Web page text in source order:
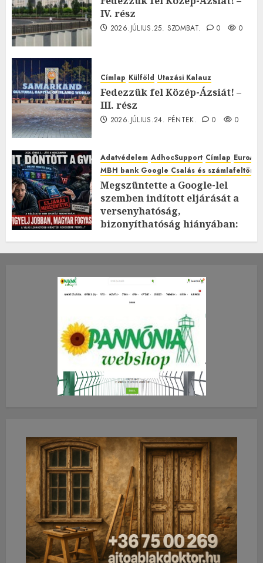
IV. rész
2026.JÚLIUS.25. SZOMBAT. 0 0
Címlap Külföld Utazási Kalauz
Fedezzük fel Közép-Ázsiát! –
III. rész
2026.JÚLIUS.24. PÉNTEK. 0 0
Adatvédelem AdhocSupport Címlap
MBH bank Google Csalás és
Megszüntette a Google-lel
szemben indított eljárását a
versenyhatóság,
bizonyíthatóság hiányában:
2026.JÚLIUS.23. CSÜTÖRTÖK.
0